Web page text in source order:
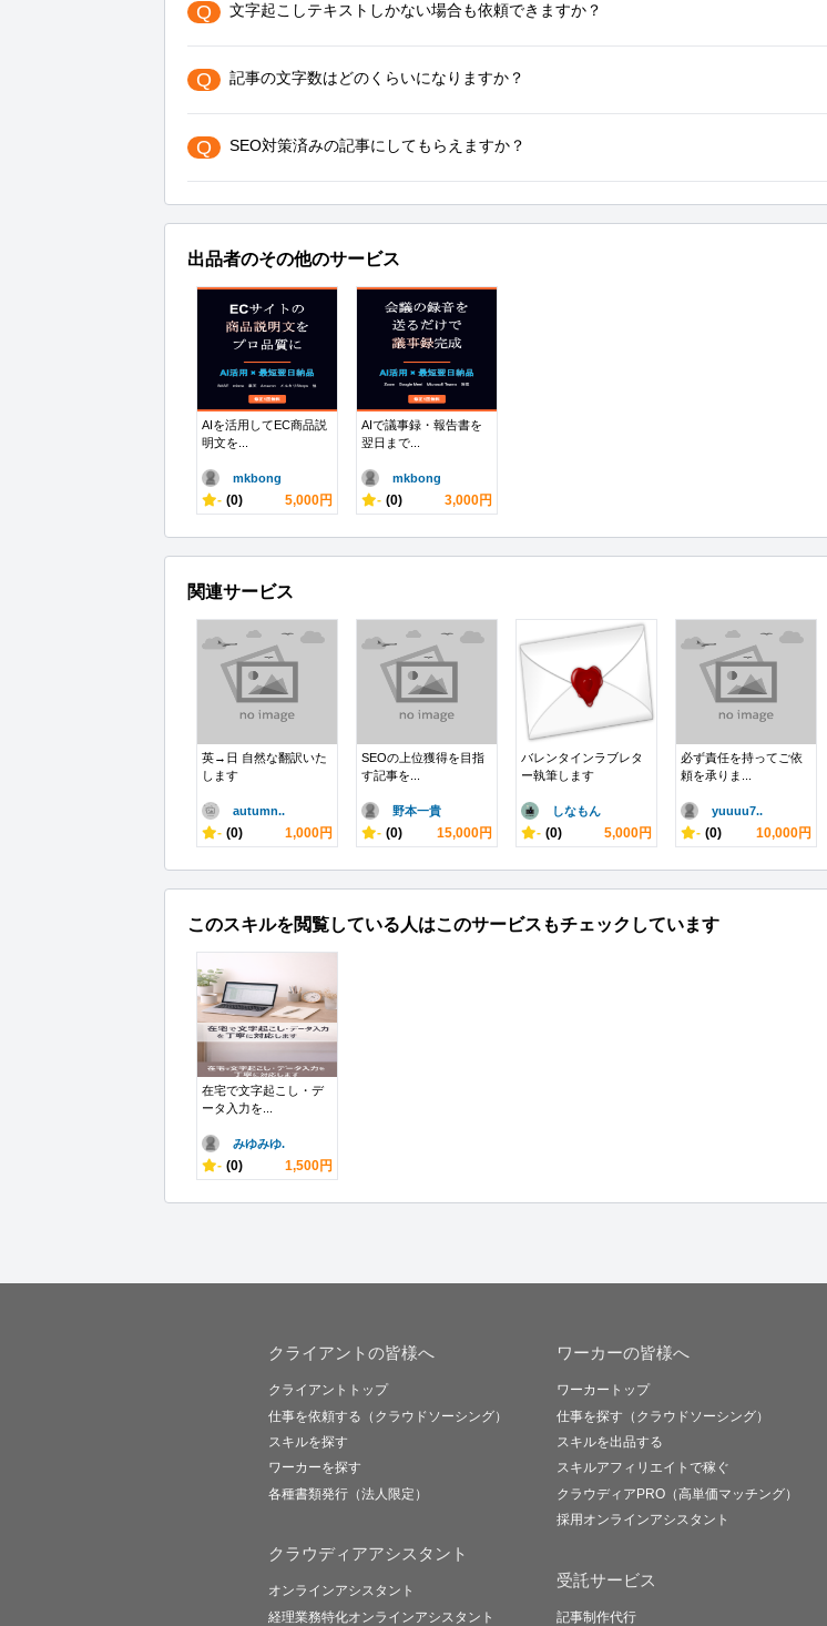
Q 文字起こしテキストしかない場合も依頼できますか？
Q 記事の文字数はどのくらいになりますか？
Q SEO対策済みの記事にしてもらえますか？
出品者のその他のサービス
AIを活用してEC商品説
明文を...
mkbong
- (0) 5,000円
AIで議事録・報告書を
翌日まで...
mkbong
- (0) 3,000円
関連サービス
英→日 自然な翻訳いた
します
autumn..
- (0) 1,000円
SEOの上位獲得を目指
す記事を...
野本一貴
- (0) 15,000円
バレンタインラブレタ
ー執筆します
しなもん
- (0) 5,000円
必ず責任を持ってご依
頼を承りま...
yuuuu7..
- (0) 10,000円
このスキルを閲覧している人はこのサービスもチェックしています
在宅で文字起こし・デ
ータ入力を...
みゆみゆ.
- (0) 1,500円
クライアントの皆様へ
クライアントトップ
仕事を依頼する（クラウドソーシング）
スキルを探す
ワーカーを探す
各種書類発行（法人限定）
クラウディアアシスタント
オンラインアシスタント
経理業務特化オンラインアシスタント
ワーカーの皆様へ
ワーカートップ
仕事を探す（クラウドソーシング）
スキルを出品する
スキルアフィリエイトで稼ぐ
クラウディアPRO（高単価マッチング）
採用オンラインアシスタント
受託サービス
記事制作代行